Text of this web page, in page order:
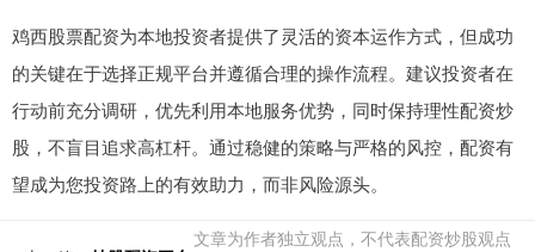
鸡西股票配资为本地投资者提供了灵活的资本运作方式，但成功
的关键在于选择正规平台并遵循合理的操作流程。建议投资者在
行动前充分调研，优先利用本地服务优势，同时保持理性配资炒
股，不盲目追求高杠杆。通过稳健的策略与严格的风控，配资有
望成为您投资路上的有效助力，而非风险源头。
文章为作者独立观点，不代表配资炒股观点